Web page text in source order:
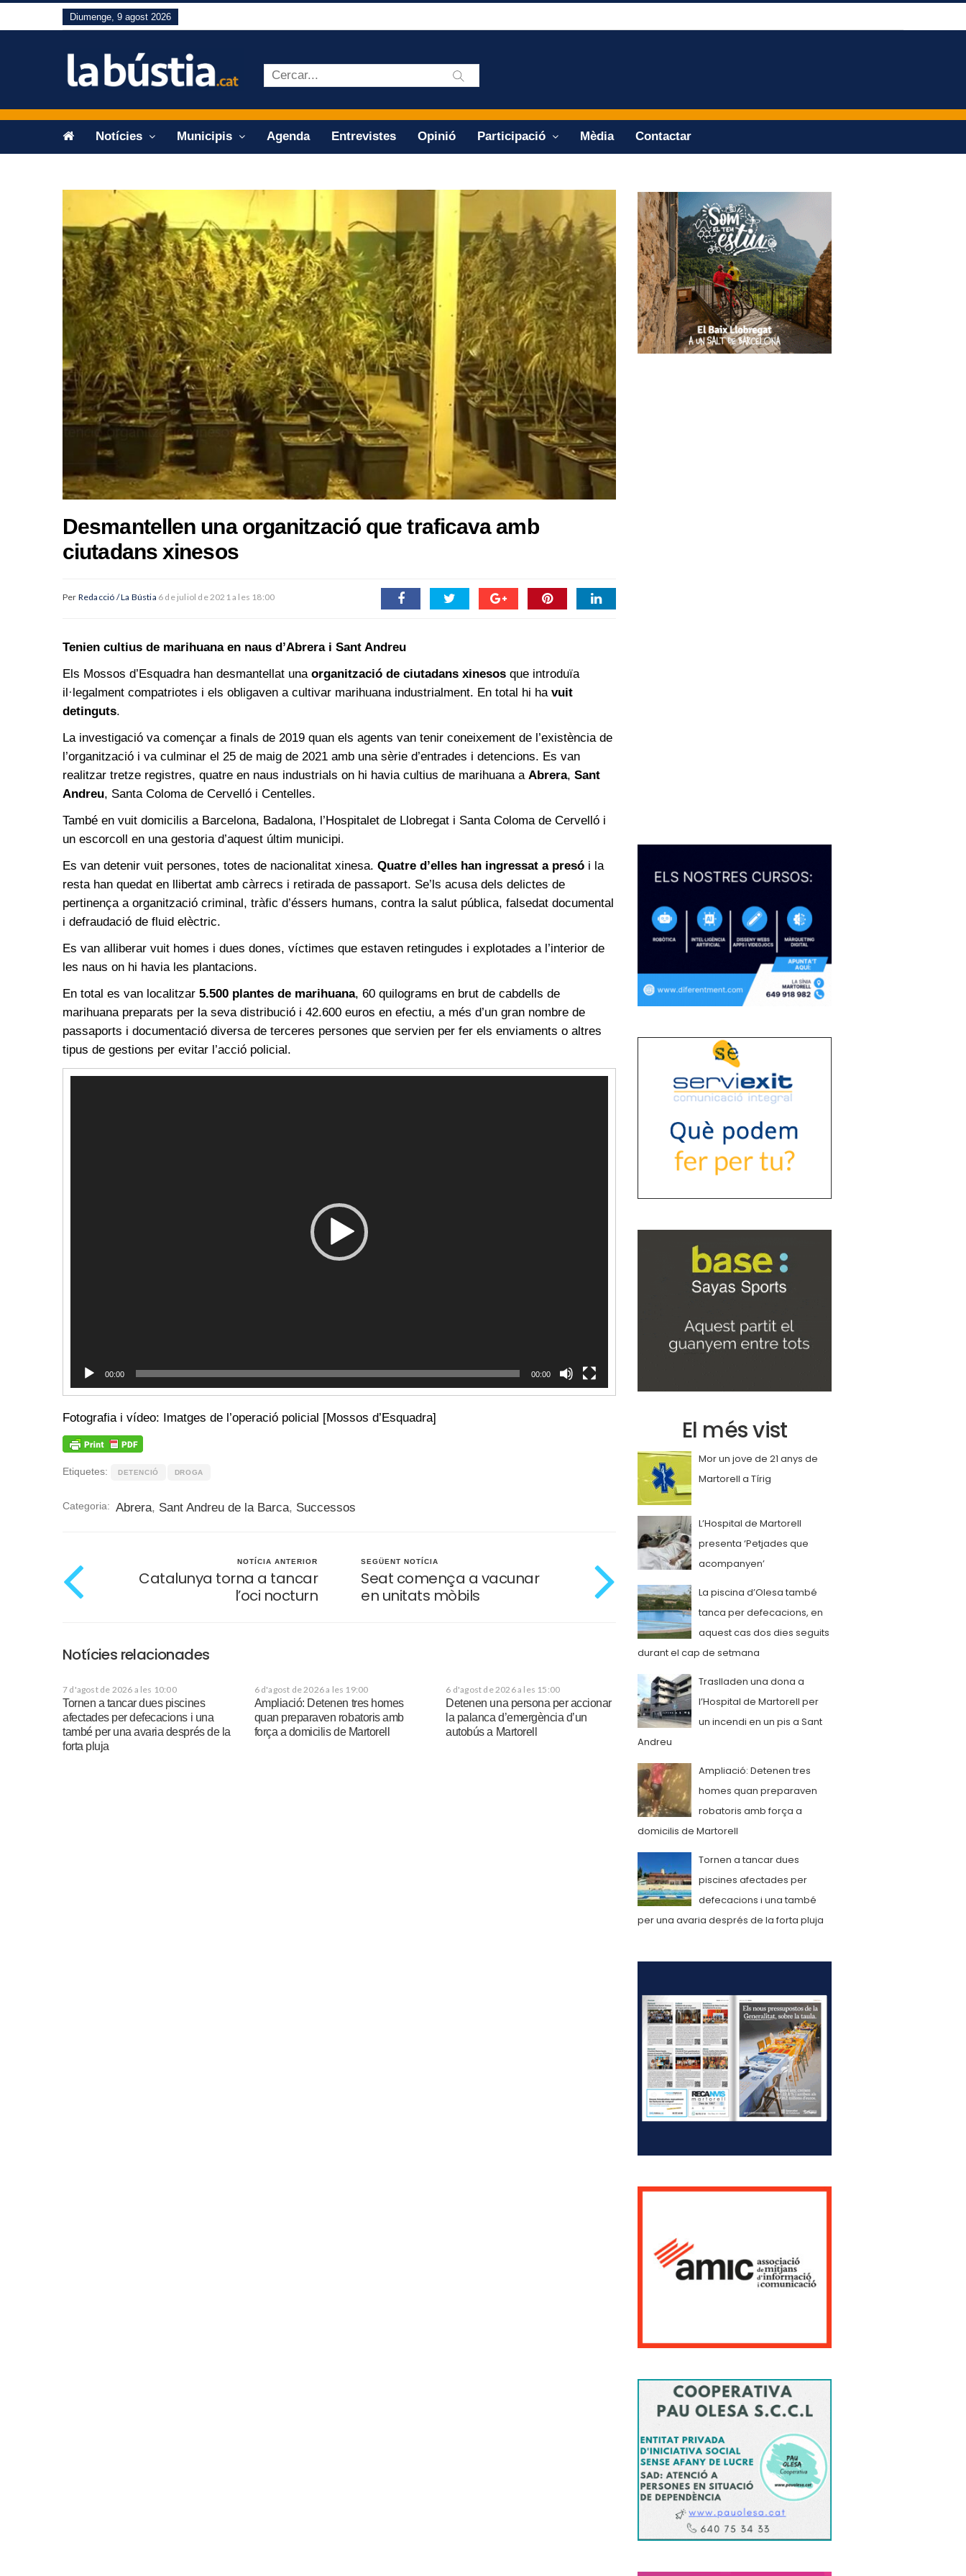
Diumenge, 9 agost 2026
Notícies Municipis Agenda Entrevistes Opinió Participació Mèdia Contactar
Desmantellen una organització que traficava amb
ciutadans xinesos
Per Redacció / La Bústia 6 de juliol de 2021 a les 18:00
Tenien cultius de marihuana en naus d’Abrera i Sant Andreu
Els Mossos d’Esquadra han desmantellat una organització de ciutadans xinesos que introduïa
il·legalment compatriotes i els obligaven a cultivar marihuana industrialment. En total hi ha vuit
detinguts.
La investigació va començar a finals de 2019 quan els agents van tenir coneixement de l’existència de
l’organització i va culminar el 25 de maig de 2021 amb una sèrie d’entrades i detencions. Es van
realitzar tretze registres, quatre en naus industrials on hi havia cultius de marihuana a Abrera, Sant
Andreu, Santa Coloma de Cervelló i Centelles.
També en vuit domicilis a Barcelona, Badalona, l’Hospitalet de Llobregat i Santa Coloma de Cervelló i
un escorcoll en una gestoria d’aquest últim municipi.
Es van detenir vuit persones, totes de nacionalitat xinesa. Quatre d’elles han ingressat a presó i la
resta han quedat en llibertat amb càrrecs i retirada de passaport. Se’ls acusa dels delictes de
pertinença a organització criminal, tràfic d’éssers humans, contra la salut pública, falsedat documental
i defraudació de fluid elèctric.
Es van alliberar vuit homes i dues dones, víctimes que estaven retingudes i explotades a l’interior de
les naus on hi havia les plantacions.
En total es van localitzar 5.500 plantes de marihuana, 60 quilograms en brut de cabdells de
marihuana preparats per la seva distribució i 42.600 euros en efectiu, a més d’un gran nombre de
passaports i documentació diversa de terceres persones que servien per fer els enviaments o altres
tipus de gestions per evitar l’acció policial.
00:00 00:00
Fotografia i vídeo: Imatges de l’operació policial [Mossos d’Esquadra]
Etiquetes: DETENCIÓ DROGA
Categoria: Abrera, Sant Andreu de la Barca, Successos
NOTÍCIA ANTERIOR
Catalunya torna a tancar
l’oci nocturn
SEGÜENT NOTÍCIA
Seat comença a vacunar
en unitats mòbils
Notícies relacionades
7 d'agost de 2026 a les 10:00
Tornen a tancar dues piscines
afectades per defecacions i una
també per una avaria després de la
forta pluja
6 d'agost de 2026 a les 19:00
Ampliació: Detenen tres homes
quan preparaven robatoris amb
força a domicilis de Martorell
6 d'agost de 2026 a les 15:00
Detenen una persona per accionar
la palanca d’emergència d’un
autobús a Martorell
El més vist
Mor un jove de 21 anys de
Martorell a Tírig
L’Hospital de Martorell
presenta ‘Petjades que
acompanyen’
La piscina d’Olesa també
tanca per defecacions, en
aquest cas dos dies seguits
durant el cap de setmana
Traslladen una dona a
l’Hospital de Martorell per
un incendi en un pis a Sant
Andreu
Ampliació: Detenen tres
homes quan preparaven
robatoris amb força a
domicilis de Martorell
Tornen a tancar dues
piscines afectades per
defecacions i una també
per una avaria després de la forta pluja